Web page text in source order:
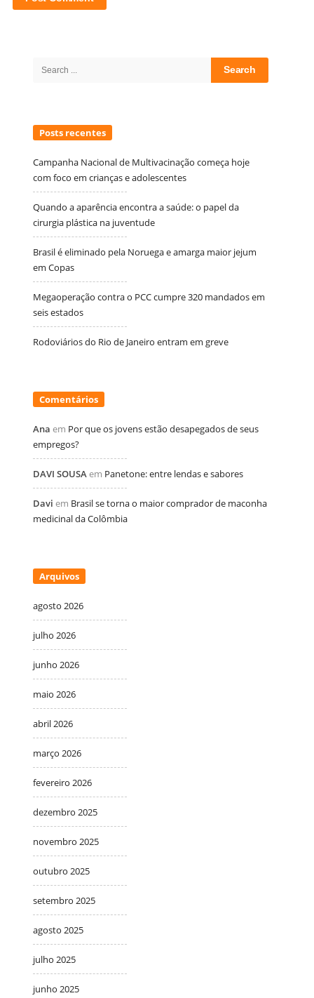
Search
Posts recentes
Campanha Nacional de Multivacinação começa hoje
com foco em crianças e adolescentes
Quando a aparência encontra a saúde: o papel da
cirurgia plástica na juventude
Brasil é eliminado pela Noruega e amarga maior jejum
em Copas
Megaoperação contra o PCC cumpre 320 mandados em
seis estados
Rodoviários do Rio de Janeiro entram em greve
Comentários
Ana em Por que os jovens estão desapegados de seus
empregos?
DAVI SOUSAem Panetone: entre lendas e sabores
Davi em Brasil se torna o maior comprador de maconha
medicinal da Colômbia
Arquivos
agosto 2026
julho 2026
junho 2026
maio 2026
abril 2026
março 2026
fevereiro 2026
dezembro 2025
novembro 2025
outubro 2025
setembro 2025
agosto 2025
julho 2025
junho 2025